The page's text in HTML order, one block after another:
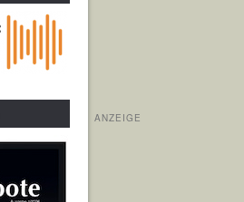
ANZEIGE